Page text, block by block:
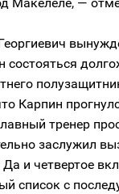
состояться
Карпин
тренер
заслужил
и четвертое
список с